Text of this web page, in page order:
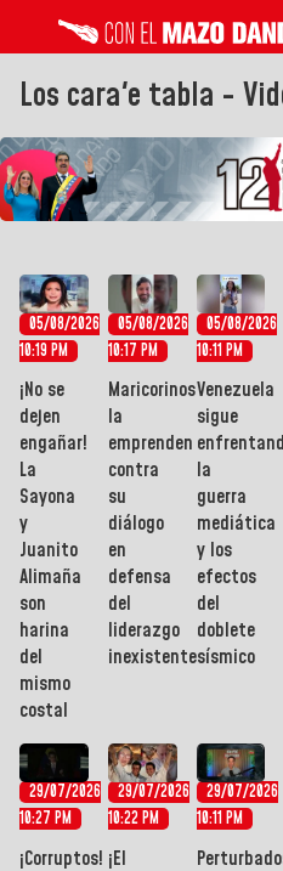
Los cara'e tabla -
05/08/2026
10:19 PM
¡No se
dejen
engañar!
La
Sayona
y
Juanito
Alimaña
son
harina
del
mismo
costal
05/08/2026
10:17 PM
Maricorinos
la
emprenden
contra
su
diálogo
en
defensa
del
liderazgo
inexistente
05/08/2026
10:11 PM
Venezuela
sigue
la
guerra
mediática
y los
efectos
del
doblete
sísmico
29/07/2026
10:27 PM
¡Corruptos!
29/07/2026
10:22 PM
¡El
29/07/2026
10:11 PM